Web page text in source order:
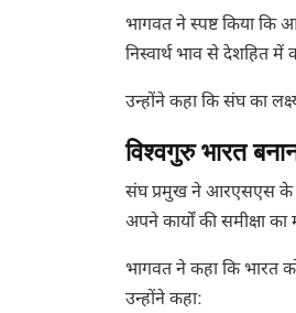
भागवत ने स्पष्ट किया कि
निस्वार्थ भाव से देशहित में
उन्होंने कहा कि संघ का
विश्वगुरु भारत
संघ प्रमुख ने आरएसएस के
अपने कार्यों की समीक्षा का
भागवत ने कहा कि भारत
उन्होंने कहा: